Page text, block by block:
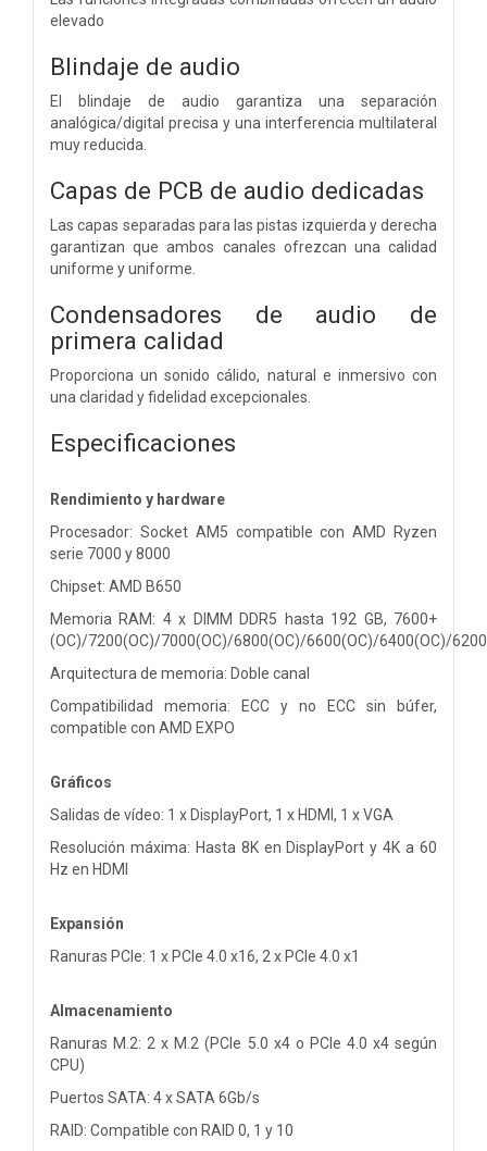
elevado
Blindaje de audio
El blindaje de audio garantiza una separación
analógica/digital precisa y una interferencia multilateral
muy reducida.
Capas de PCB de audio dedicadas
Las capas separadas para las pistas izquierda y derecha
garantizan que ambos canales ofrezcan una calidad
uniforme y uniforme.
Condensadores de audio de
primera calidad
Proporciona un sonido cálido, natural e inmersivo con
una claridad y fidelidad excepcionales.
Especificaciones
Rendimiento y hardware
Procesador: Socket AM5 compatible con AMD Ryzen
serie 7000 y 8000
Chipset: AMD B650
Memoria RAM: 4 x DIMM DDR5 hasta 192 GB, 7600+
(OC)/7200(OC)/7000(OC)/6800(OC)/6600(OC)/6400(OC)/
Arquitectura de memoria: Doble canal
Compatibilidad memoria: ECC y no ECC sin búfer,
compatible con AMD EXPO
Gráficos
Salidas de vídeo: 1 x DisplayPort, 1 x HDMI, 1 x VGA
Resolución máxima: Hasta 8K en DisplayPort y 4K a 60
Hz en HDMI
Expansión
Ranuras PCIe: 1 x PCIe 4.0 x16, 2 x PCIe 4.0 x1
Almacenamiento
Ranuras M.2: 2 x M.2 (PCIe 5.0 x4 o PCIe 4.0 x4 según
CPU)
Puertos SATA: 4 x SATA 6Gb/s
RAID: Compatible con RAID 0, 1 y 10